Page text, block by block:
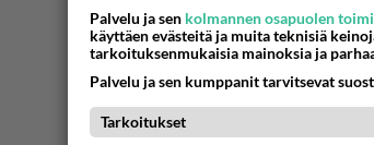
Palvelu ja sen kolmannen osapuolen
käyttäen evästeitä ja muita teknisiä
tarkoituksenmukaisia mainoksia ja
Palvelu ja sen kumppanit tarvitsevat
Tarkoitukset